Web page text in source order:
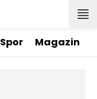
Spor Magazin